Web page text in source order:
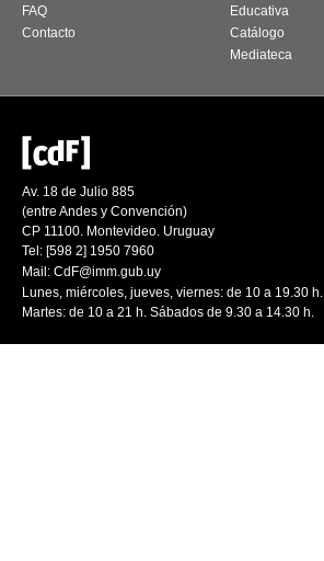
FAQ
Contacto
Educativa
Catálogo
Mediateca
Av. 18 de Julio 885
(entre Andes y Convención)
CP 11100. Montevideo. Uruguay
Tel: [598 2] 1950 7960
Mail: CdF@imm.gub.uy
Lunes, miércoles, jueves, viernes: de 10 a 19.30 h.
Martes: de 10 a 21 h. Sábados de 9.30 a 14.30 h.